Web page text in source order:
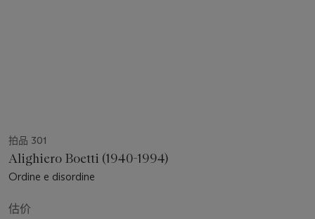
拍品 301
Alighiero Boetti (1940-1994)
Ordine e disordine
估价